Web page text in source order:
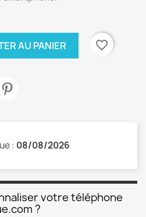
AU PANIER favorite_border
: 08/08/2026
votre téléphone
?